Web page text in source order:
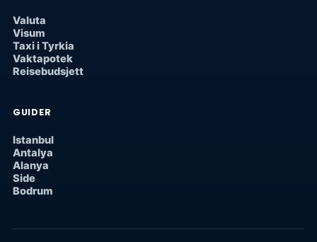
Valuta
Visum
Taxi i Tyrkia
Vaktapotek
Reisebudsjett
GUIDER
Istanbul
Antalya
Alanya
Side
Bodrum